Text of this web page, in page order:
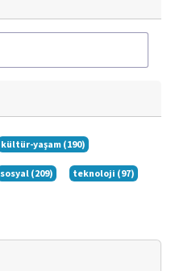
kültür-yaşam (190)
sosyal (209) teknoloji (97)